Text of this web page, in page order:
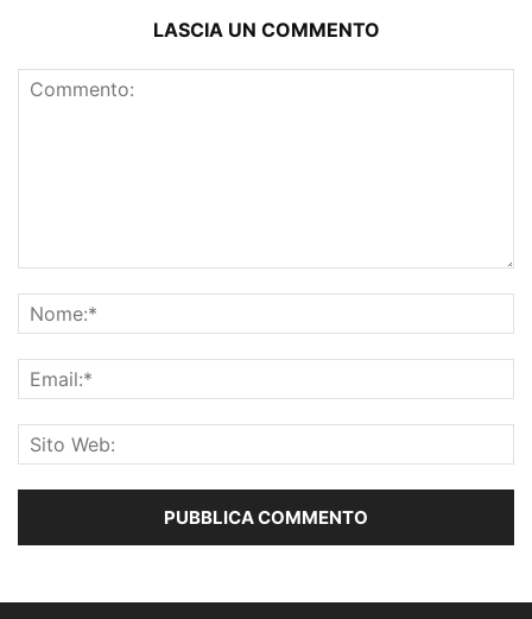
LASCIA UN COMMENTO